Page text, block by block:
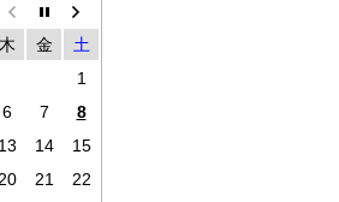
木 金
土
1
6 7
8
13 14
15
20 21
22